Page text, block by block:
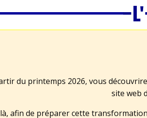
du printemps 2026, vous
site web
là, afin de préparer cette